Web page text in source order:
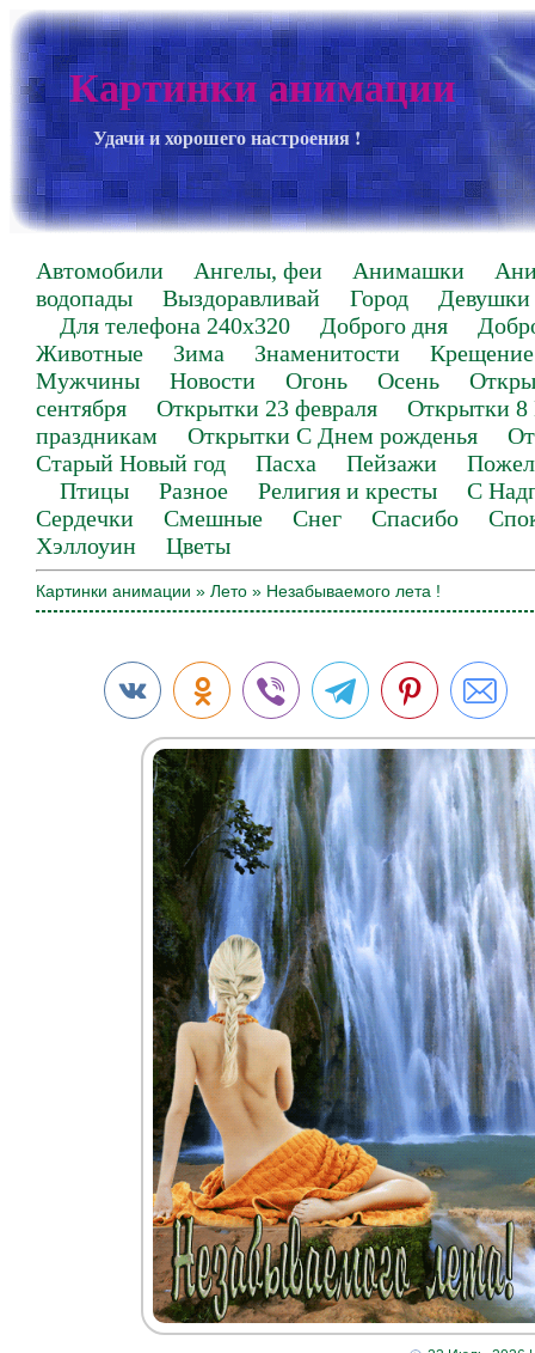
Картинки анимации
Удачи и хорошего настроения !
Автомобили Ангелы, феи Анимашки
водопады
Выздоравливай Город
Девушки
Для телефона 240х320
Доброго дня
Животные
Зима Знаменитости
Крещение
Мужчины
Новости Огонь Осень
сентября
Открытки 23 февраля
Открытки 8
праздникам
Открытки С Днем рожденья
Старый Новый год
Пасха Пейзажи
Птицы
Разное Религия и кресты
С
Сердечки
Смешные Снег Спасибо
Хэллоуин
Цветы
Картинки анимации » Лето » Незабываемого лета !